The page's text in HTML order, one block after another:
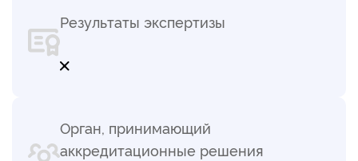
Результаты экспертизы
Орган, принимающий
аккредитационные решения